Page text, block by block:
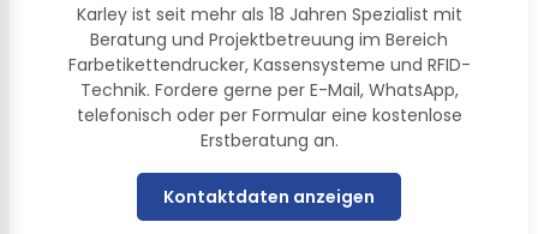
Karley ist seit mehr als 18 Jahren Spezialist mit
Beratung und Projektbetreuung im Bereich
Farbetikettendrucker, Kassensysteme und RFID-
Technik. Fordere gerne per E-Mail, WhatsApp,
telefonisch oder per Formular eine kostenlose
Erstberatung an.
Kontaktdaten anzeigen